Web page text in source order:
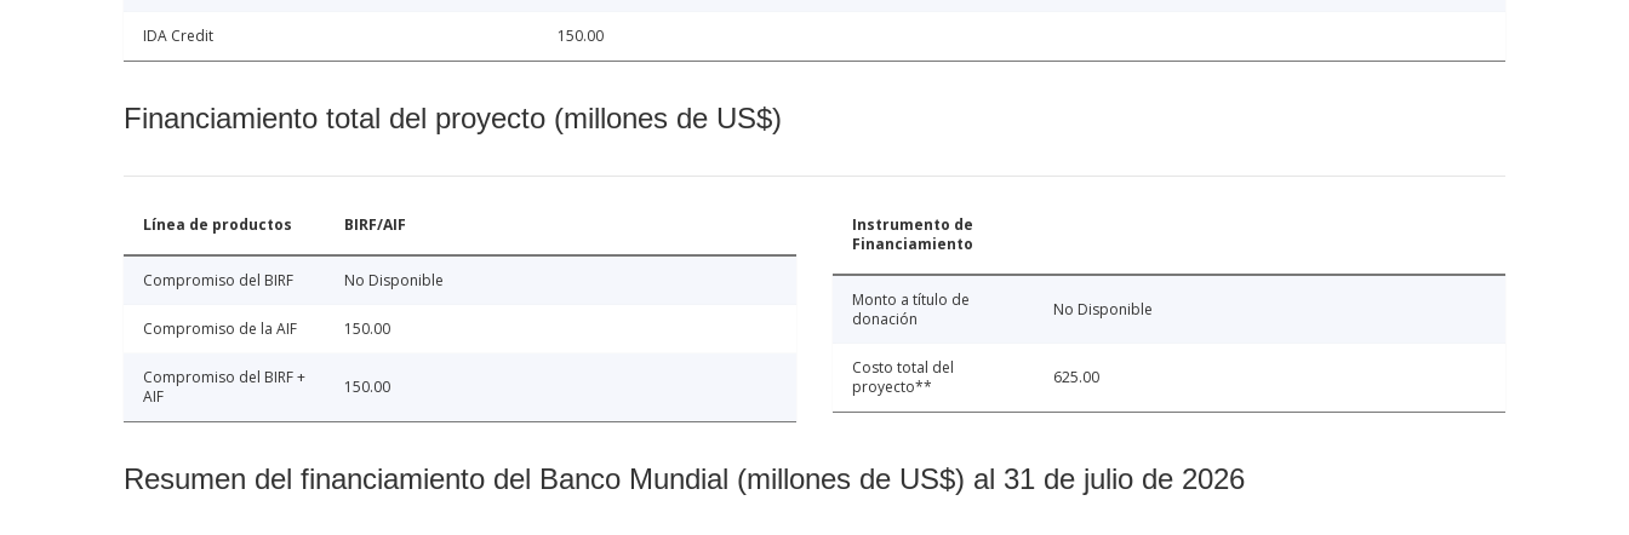
IDA Credit 150.00
Financiamiento total del proyecto (millones de US$)
Línea de productos BIRF/AIF
Compromiso del BIRF No Disponible
Compromiso de la AIF 150.00
Compromiso del BIRF +
AIF
150.00
Instrumento de
Financiamiento
Monto a título de
donación
No Disponible
Costo total del
proyecto**
625.00
Resumen del financiamiento del Banco Mundial (millones de US$) al 31 de julio de 2026